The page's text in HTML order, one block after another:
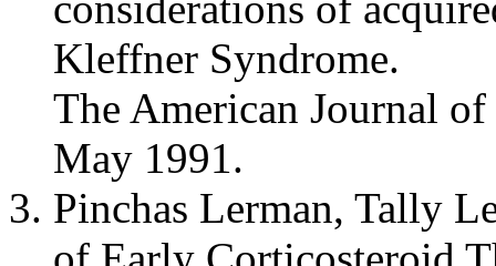
Kleffner Syndrome.
The American Journal
May 1991.
Pinchas Lerman, Tally